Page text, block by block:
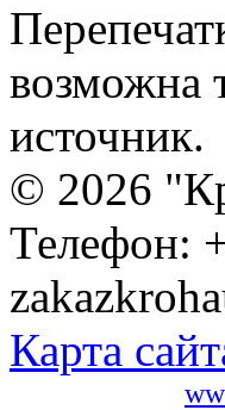
возможна
источник.
© 2026
Телефон:
Карта